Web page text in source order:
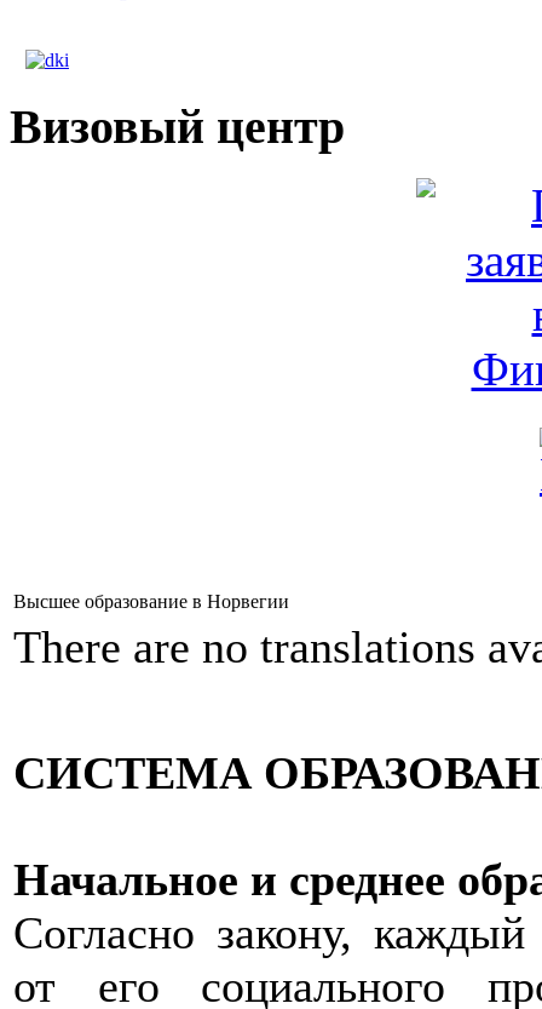
Визовый центр
Высшее образование в Норвегии
There are no translations
СИСТЕМА
Начальное и среднее
Согласно закону,
от его социального